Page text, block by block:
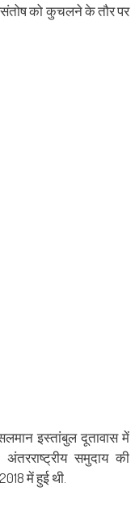
को कुचलने के तौर पर
इस्तांबुल दूतावास में
समुदाय की
में हुई थी.